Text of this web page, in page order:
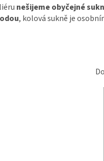
nešijeme obyčejné
, kolová sukně je